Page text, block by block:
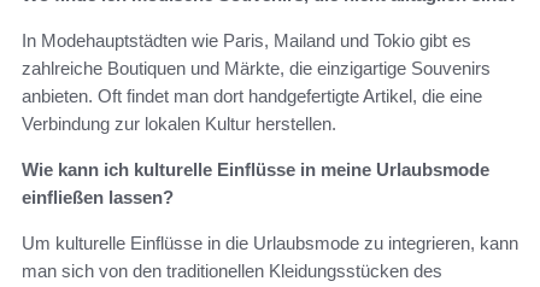
In Modehauptstädten wie Paris, Mailand und Tokio gibt es
zahlreiche Boutiquen und Märkte, die einzigartige Souvenirs
anbieten. Oft findet man dort handgefertigte Artikel, die eine
Verbindung zur lokalen Kultur herstellen.
Wie kann ich kulturelle Einflüsse in meine Urlaubsmode
einfließen lassen?
Um kulturelle Einflüsse in die Urlaubsmode zu integrieren, kann
man sich von den traditionellen Kleidungsstücken des